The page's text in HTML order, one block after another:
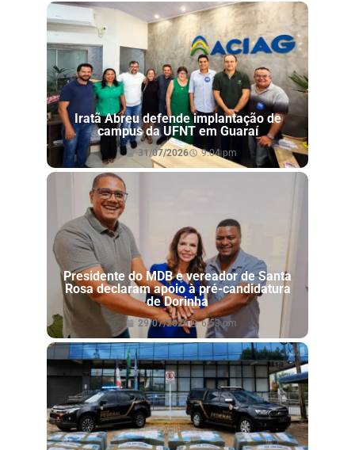
Iratã Abreu defende implantação de
campus da UFNT em Guaraí
31/07/2026 9:04 pm
Presidente do MDB e vereador de Santa
Rosa declaram apoio à pré-candidatura
de Dorinha
29/07/2026 6:53 pm